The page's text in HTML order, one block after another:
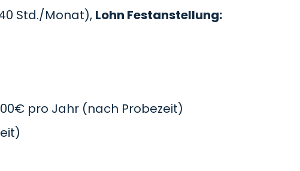
Std./Monat), Lohn Festanstellung:
pro Jahr (nach Probezeit)